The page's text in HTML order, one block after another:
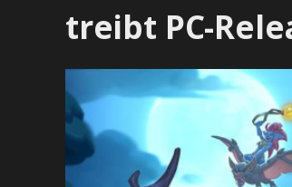
treibt PC-